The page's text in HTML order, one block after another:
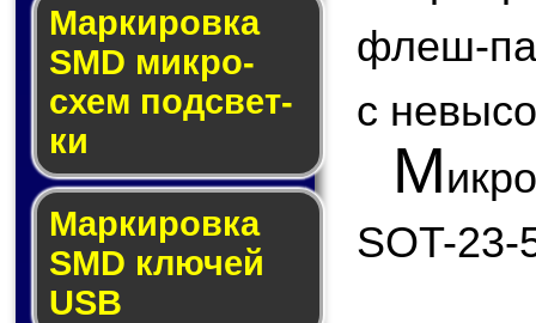
Маркировка
SMD мик­ро­
схем под­свет­
ки
Маркировка
SMD клю­чей
USB
флеш-
с
М
SOT-23-